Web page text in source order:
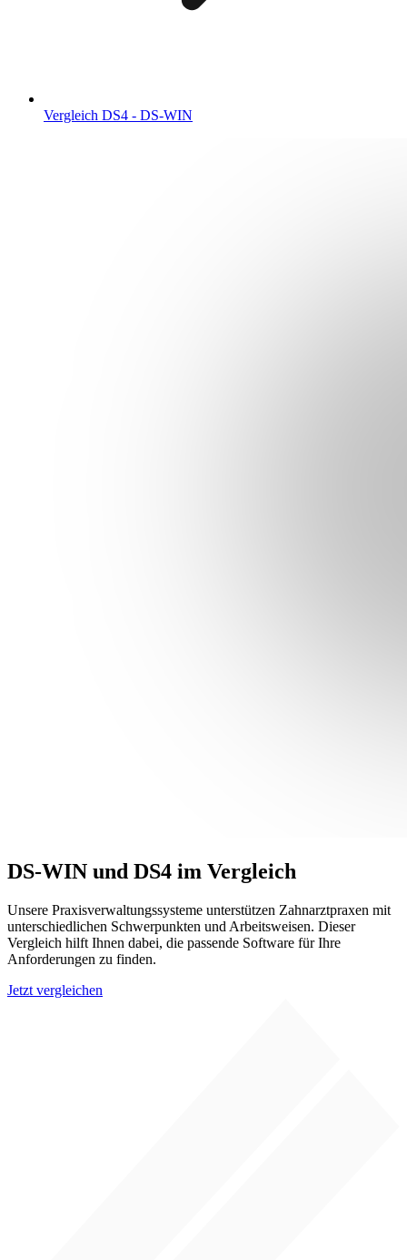
Vergleich DS4 - DS-WIN
DS-WIN und DS4 im Vergleich
Unsere Praxisverwaltungssysteme unterstützen Zahnarztpraxen mit
unterschiedlichen Schwerpunkten und Arbeitsweisen. Dieser
Vergleich hilft Ihnen dabei, die passende Software für Ihre
Anforderungen zu finden.
Jetzt vergleichen